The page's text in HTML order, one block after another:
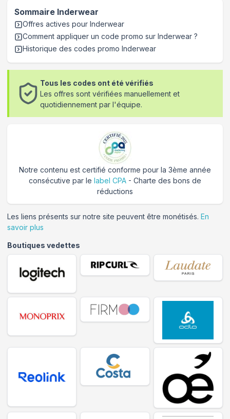
Sommaire Inderwear
Offres actives pour Inderwear
Comment appliquer un code promo sur Inderwear ?
Historique des codes promo Inderwear
Tous les codes ont été vérifiés
Les offres sont vérifiées manuellement et
quotidiennement par l'équipe.
Notre contenu est certifié conforme pour la 3ème année
consécutive par le label CPA - Charte des bons de
réductions
Les liens présents sur notre site peuvent être monétisés. En
savoir plus
Boutiques vedettes